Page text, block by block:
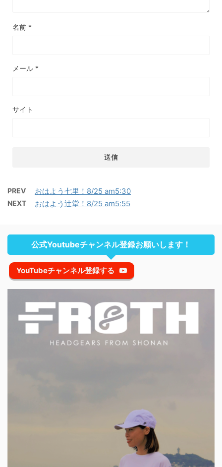
名前 *
メール *
サイト
PREV おはよう七里！8/25 am5:30
NEXT おはよう辻堂！8/25 am5:55
公式Youtubeチャンネル登録お願いします！
YouTubeチャンネル登録する